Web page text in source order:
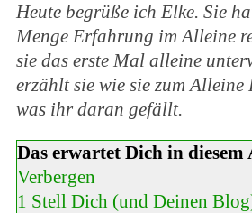
Heute begrüße ich Elke. Sie
Menge Erfahrung im Alleine
sie das erste Mal alleine
erzählt sie wie sie zum Alleine
was ihr daran gefällt.
Das erwartet Dich in
Verbergen
1 Stell Dich (und Deinen